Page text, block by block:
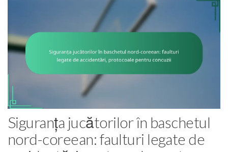
Siguranța jucătorilor în baschetul
nord-coreean: faulturi legate de